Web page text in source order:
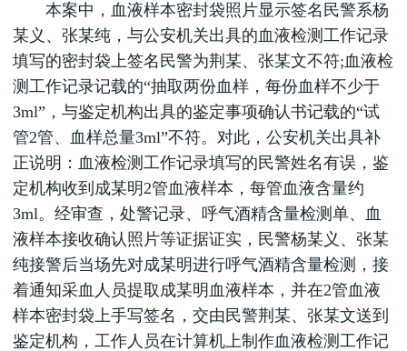
本案中，血液样本密封袋照片显示签名民警系杨
某义、张某纯，与公安机关出具的血液检测工作记录
填写的密封袋上签名民警为荆某、张某文不符;血液检
测工作记录记载的“抽取两份血样，每份血样不少于
3ml”，与鉴定机构出具的鉴定事项确认书记载的“试
管2管、血样总量3ml”不符。对此，公安机关出具补
正说明：血液检测工作记录填写的民警姓名有误，鉴
定机构收到成某明2管血液样本，每管血液含量约
3ml。经审查，处警记录、呼气酒精含量检测单、血
液样本接收确认照片等证据证实，民警杨某义、张某
纯接警后当场先对成某明进行呼气酒精含量检测，接
着通知采血人员提取成某明血液样本，并在2管血液
样本密封袋上手写签名，交由民警荆某、张某文送到
鉴定机构，工作人员在计算机上制作血液检测工作记